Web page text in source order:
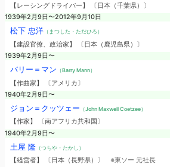
【レーシングドライバー】 〔日本（千葉県）〕
1939年2月9日〜2012年9月10日
松下 忠洋（まつした・ただひろ）
【建設官僚、政治家】 〔日本（鹿児島県）〕
1939年2月9日〜
バリー＝マン （Barry Mann）
【作曲家】 〔アメリカ〕
1940年2月9日〜
ジョン＝クッツェー （John Maxwell Coetzee）
【作家】 〔南アフリカ共和国〕
1940年2月9日〜
土屋 隆（つちや・たかし）
【経営者】 〔日本（長野県）〕 ※東ソー 元社長